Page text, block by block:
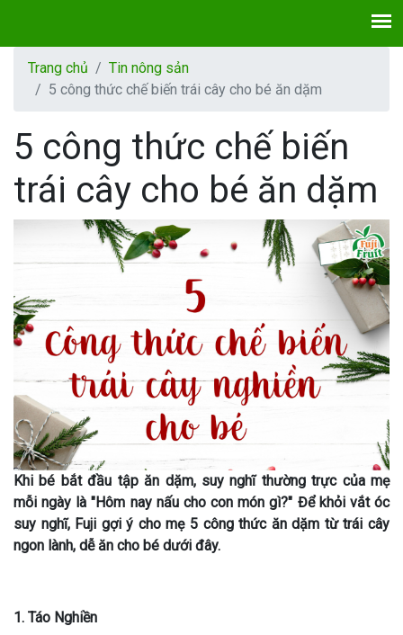
Trang chủ
Tin nông sản
5 công thức chế biến trái cây cho bé ăn dặm
5 công thức chế biến
trái cây cho bé ăn dặm
Khi bé bắt đầu tập ăn dặm, suy nghĩ thường trực của mẹ
mỗi ngày là "Hôm nay nấu cho con món gì?" Để khỏi vắt óc
suy nghĩ, Fuji gợi ý cho mẹ 5 công thức ăn dặm từ trái cây
ngon lành, dễ ăn cho bé dưới đây.
1. Táo Nghiền